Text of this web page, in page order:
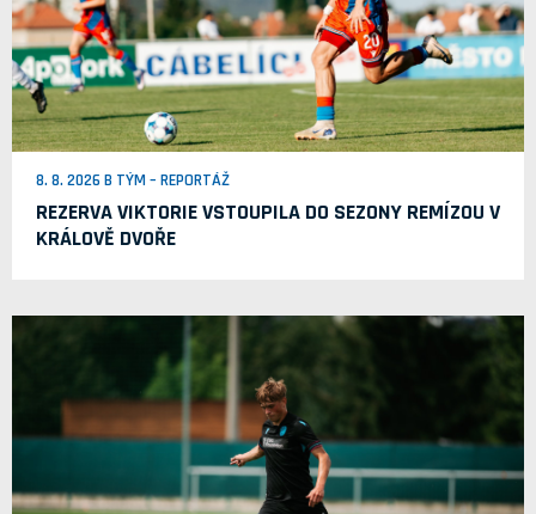
8. 8. 2026 B TÝM – REPORTÁŽ
REZERVA VIKTORIE VSTOUPILA DO SEZONY REMÍZOU V
KRÁLOVĚ DVOŘE